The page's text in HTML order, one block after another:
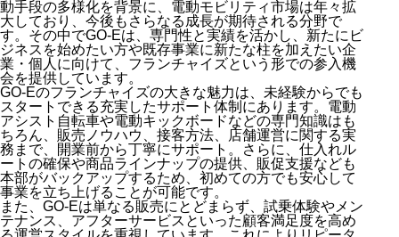
動手段の多様化を背景に、電動モビリティ市場は年々拡
大しており、今後もさらなる成長が期待される分野で
す。その中でGO-Eは、専門性と実績を活かし、新たにビ
ジネスを始めたい方や既存事業に新たな柱を加えたい企
業・個人に向けて、フランチャイズという形での参入機
会を提供しています。
GO-Eのフランチャイズの大きな魅力は、未経験からでも
スタートできる充実したサポート体制にあります。電動
アシスト自転車や電動キックボードなどの専門知識はも
ちろん、販売ノウハウ、接客方法、店舗運営に関する実
務まで、開業前から丁寧にサポート。さらに、仕入れル
ートの確保や商品ラインナップの提供、販促支援なども
本部がバックアップするため、初めての方でも安心して
事業を立ち上げることが可能です。
また、GO-Eは単なる販売にとどまらず、試乗体験やメン
テナンス、アフターサービスといった顧客満足度を高め